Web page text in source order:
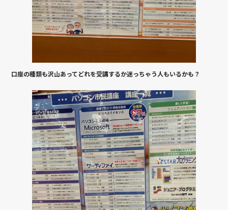
口座の種類も沢山あってどれを受講するか迷っちゃう人もいるかも？